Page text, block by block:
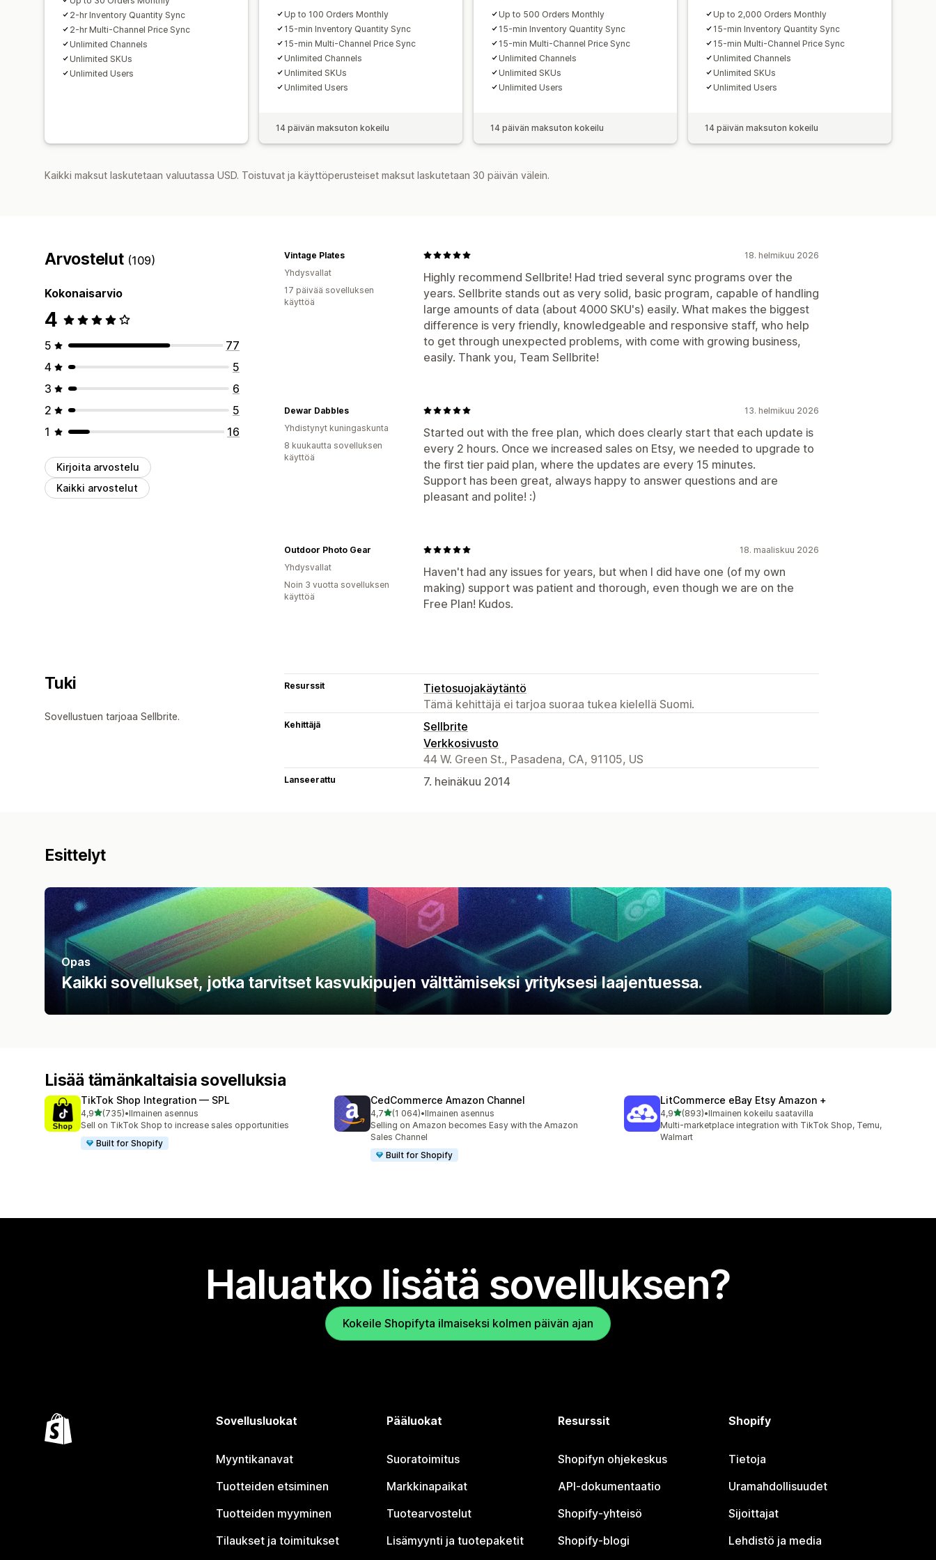
2-hr Inventory Quantity Sync
2-hr Multi-Channel Price Sync
Unlimited Channels
Unlimited SKUs
Unlimited Users
Up to 100 Orders Monthly
15-min Inventory Quantity Sync
15-min Multi-Channel Price Sync
Unlimited Channels
Unlimited SKUs
Unlimited Users
14 päivän maksuton kokeilu
Up to 500 Orders Monthly
15-min Inventory Quantity Sync
15-min Multi-Channel Price Sync
Unlimited Channels
Unlimited SKUs
Unlimited Users
14 päivän maksuton kokeilu
Up to 2,000 Orders Monthly
15-min Inventory Quantity Sync
15-min Multi-Channel Price Sync
Unlimited Channels
Unlimited SKUs
Unlimited Users
14 päivän maksuton kokeilu
Kaikki maksut laskutetaan valuutassa USD. Toistuvat ja käyttöperusteiset maksut laskutetaan 30 päivän välein.
Arvostelut (109)
Kokonaisarvio
4
5
77
4
5
3
6
2
5
1
16
Kirjoita arvostelu
Kaikki arvostelut
18. helmikuu 2026
Highly recommend Sellbrite! Had tried several sync programs over the
years. Sellbrite stands out as very solid, basic program, capable of handling
large amounts of data (about 4000 SKU's) easily. What makes the biggest
difference is very friendly, knowledgeable and responsive staff, who help
to get through unexpected problems, with come with growing business,
easily. Thank you, Team Sellbrite!
Vintage Plates
Yhdysvallat
17 päivää sovelluksen
käyttöä
13. helmikuu 2026
Started out with the free plan, which does clearly start that each update is
every 2 hours. Once we increased sales on Etsy, we needed to upgrade to
the first tier paid plan, where the updates are every 15 minutes.
Support has been great, always happy to answer questions and are
pleasant and polite! :)
Dewar Dabbles
Yhdistynyt kuningaskunta
8 kuukautta sovelluksen
käyttöä
18. maaliskuu 2026
Haven't had any issues for years, but when I did have one (of my own
making) support was patient and thorough, even though we are on the
Free Plan! Kudos.
Outdoor Photo Gear
Yhdysvallat
Noin 3 vuotta sovelluksen
käyttöä
Tuki
Sovellustuen tarjoaa Sellbrite.
Resurssit
Tietosuojakäytäntö
Tämä kehittäjä ei tarjoa suoraa tukea kielellä Suomi.
Kehittäjä
Sellbrite
Verkkosivusto
44 W. Green St., Pasadena, CA, 91105, US
Lanseerattu 7. heinäkuu 2014
Esittelyt
Opas
Kaikki sovellukset, jotka tarvitset kasvukipujen välttämiseksi yrityksesi laajentuessa.
Lisää tämänkaltaisia sovelluksia
TikTok Shop Integration — SPL
4,9/ 5 tähteä
(735)
735 arvostelua yhteensä
•Ilmainen asennus
Sell on TikTok Shop to increase sales opportunities
Built for Shopify
CedCommerce Amazon Channel
4,7/ 5 tähteä
(1 064)
1064 arvostelua yhteensä
•Ilmainen asennus
Selling on Amazon becomes Easy with the Amazon
Sales Channel
Built for Shopify
LitCommerce eBay Etsy Amazon +
4,9/ 5 tähteä
(893)
893 arvostelua yhteensä
•Ilmainen kokeilu saatavilla
Multi-marketplace integration with TikTok Shop, Temu,
Walmart
Haluatko lisätä sovelluksen?
Kokeile Shopifyta ilmaiseksi kolmen päivän ajan
Sovellusluokat
Myyntikanavat
Tuotteiden etsiminen
Tuotteiden myyminen
Tilaukset ja toimitukset
Pääluokat
Suoratoimitus
Markkinapaikat
Tuotearvostelut
Lisämyynti ja tuotepaketit
Resurssit
Shopifyn ohjekeskus
API-dokumentaatio
Shopify-yhteisö
Shopify-blogi
Shopify
Tietoja
Uramahdollisuudet
Sijoittajat
Lehdistö ja media